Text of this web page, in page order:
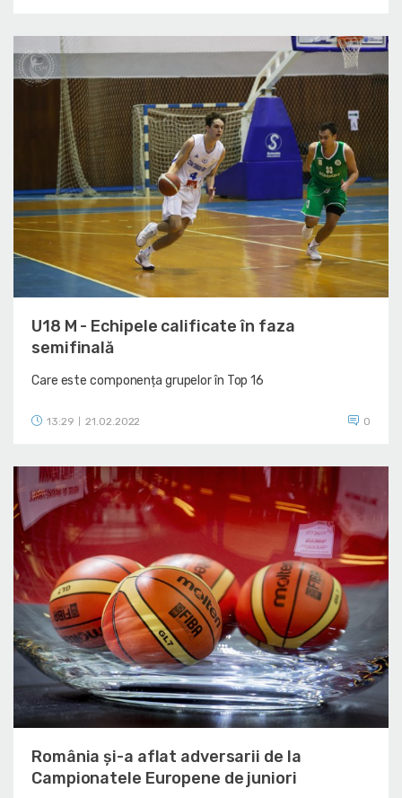
U18 M - Echipele calificate în faza
semifinală
Care este componența grupelor în Top 16
13:29 21.02.2022 0
România și-a aflat adversarii de la
Campionatele Europene de juniori